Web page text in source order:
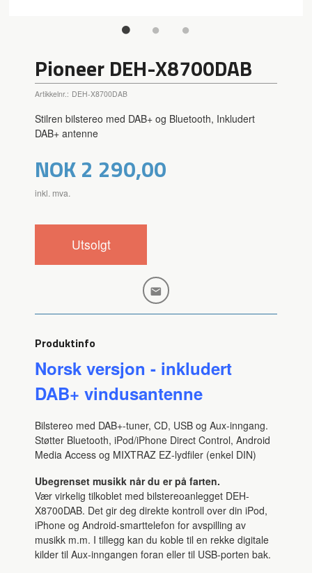
Pioneer DEH-X8700DAB
Artikkelnr.: DEH-X8700DAB
Stilren bilstereo med DAB+ og Bluetooth, Inkludert
DAB+ antenne
Pris
NOK2 290,00
inkl. mva.
Utsolgt
Produktinfo
Norsk versjon - inkludert
DAB+ vindusantenne
Bilstereo med DAB+-tuner, CD, USB og Aux-inngang.
Støtter Bluetooth, iPod/iPhone Direct Control, Android
Media Access og MIXTRAZ EZ-lydfiler (enkel DIN)
Ubegrenset musikk når du er på farten.
Vær virkelig tilkoblet med bilstereoanlegget DEH-
X8700DAB. Det gir deg direkte kontroll over din iPod,
iPhone og Android-smarttelefon for avspilling av
musikk m.m. I tillegg kan du koble til en rekke digitale
kilder til Aux-inngangen foran eller til USB-porten bak.